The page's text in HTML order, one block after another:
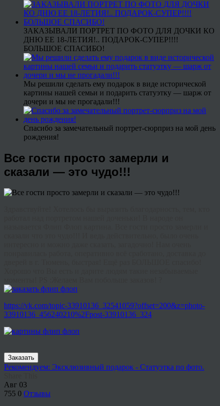
ЗАКАЗЫВАЛИ ПОРТРЕТ ПО ФОТО ДЛЯ ДОЧКИ КО
ДНЮ ЕЕ 18-ЛЕТИЯ!.. ПОДАРОК-СУПЕР!!!!
БОЛЬШОЕ СПАСИБО!
Мы решили сделать ему подарок в виде исторической
картины нашей семьи и подарить статуэтку — шарж от
дочери и мы не прогадали!!!
Спасибо за замечательный портрет-сюрприз на мой день
рождения!
Все гости просто замерли и
сказали — это чудо!!!
https://vk.com/topic-33910136_32541059?offset=200&z=photo-
33910136_456240210%2Fpost-33910136_324
Заказать
Рекомендуем: Эксклюзивный подарок - Статуэтка по фото.
Авг 03
755 0 Отзывы